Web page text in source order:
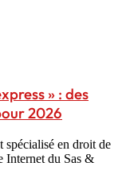
» : des
2026
spécialisé en droit de
Internet du Sas &